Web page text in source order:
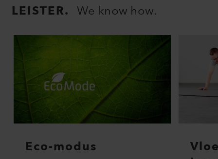
LEISTER. We know how.
Eco-modus